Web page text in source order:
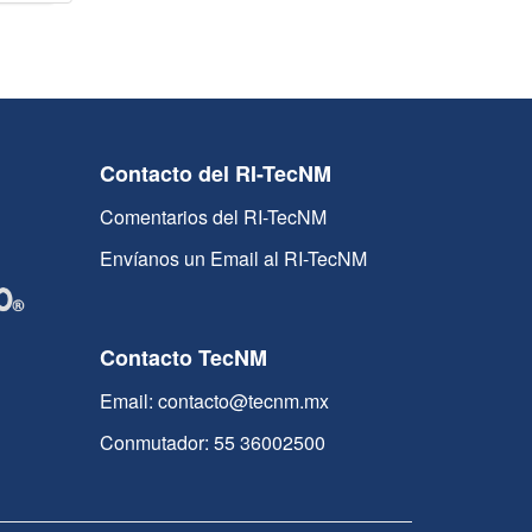
Contacto del RI-TecNM
Comentarios del RI-TecNM
Envíanos un Email al RI-TecNM
Contacto TecNM
Email: contacto@tecnm.mx
Conmutador: 55 36002500